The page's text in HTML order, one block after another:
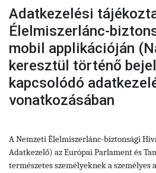
Adatkezelési
Élelmiszerlánc-
mobil applikációján
keresztül történő
kapcsolódó
vonatkozásában
A Nemzeti Élelmiszerlánc-biztonsági
Adatkezelő) az Európai Parlament és
természetes személyeknek a személyes